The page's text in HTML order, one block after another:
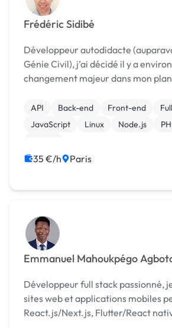
Frédéric Sidibé
Développeur autodidacte
Génie Civil), j’ai décidé il y a environ
changement majeur dans mon
davantage à mes passions. J’ai commencé mon
apprenti...
API Back-end Front-end
JavaScript
Linux Node.js
35 €/h Paris
Emmanuel Mahoukpégo
Développeur full stack passionné,
sites web et applications mobiles
React.js/Next.js, Flutter/React